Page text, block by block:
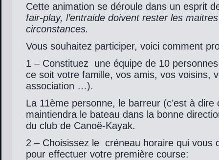
Cette animation se déroule dans un esprit
fair-play, l’entraide doivent rester les
circonstances.
Vous souhaitez participer, voici comment
1 – Constituez une équipe de 10
ce soit votre famille, vos amis, vos voisins,
association …).
La 11ème personne, le barreur (c’est à
maintiendra le bateau dans la bonne
du club de Canoë-Kayak.
2 – Choisissez le créneau horaire qui vous
pour effectuer votre première course: